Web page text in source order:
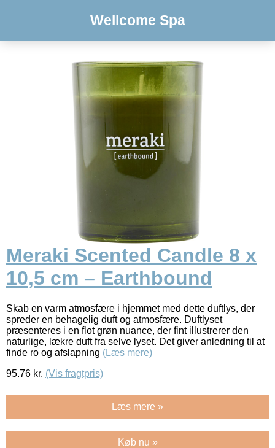
Wellcome Spa
Meraki Scented Candle 8 x
10,5 cm – Earthbound
Skab en varm atmosfære i hjemmet med dette duftlys, der
spreder en behagelig duft og atmosfære. Duftlyset
præsenteres i en flot grøn nuance, der fint illustrerer den
naturlige, lækre duft fra selve lyset. Det giver anledning til at
finde ro og afslapning (Læs mere)
95.76 kr. (Vis fragtpris)
Læs mere »
Køb nu »